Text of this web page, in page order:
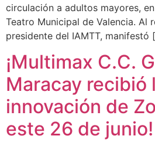
circulación a adultos mayores,
Teatro Municipal de Valencia. Al
presidente del IAMTT, manifestó
¡Multimax C.C.
Maracay recibió
innovación de
este 26 de junio!